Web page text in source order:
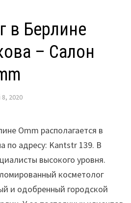
в Берлине
– Салон
8, 2020
Omm располагается в
по адресу: Kantstr 139. В
высокого уровня.
косметолог
и одобренный городской